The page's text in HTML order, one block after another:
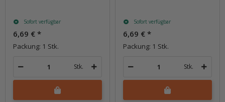
Sofort verfügbar
6,69 € *
Packung: 1 Stk.
Stk.
Sofort verfügbar
6,69 € *
Packung: 1 Stk.
Stk.